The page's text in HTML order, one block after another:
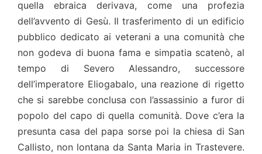
quella ebraica derivava, come una profezia
dell’avvento di Gesù. Il trasferimento di un edificio
pubblico dedicato ai veterani a una comunità che
non godeva di buona fama e simpatia scatenò, al
tempo di Severo Alessandro, successore
dell’imperatore Eliogabalo, una reazione di rigetto
che si sarebbe conclusa con l’assassinio a furor di
popolo del capo di quella comunità. Dove c’era la
presunta casa del papa sorse poi la chiesa di San
Callisto, non lontana da Santa Maria in Trastevere.